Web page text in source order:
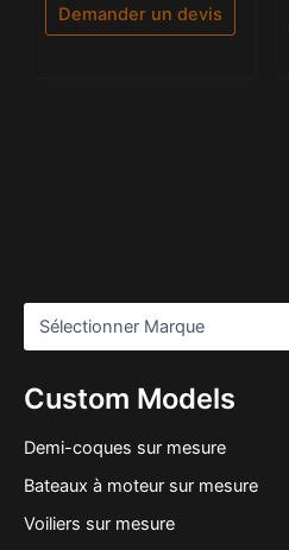
Custom Models
Demi-coques sur mesure
Bateaux à moteur sur mesure
Voiliers sur mesure
Demander un devis